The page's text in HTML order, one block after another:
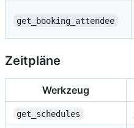
get_booking_attendee
Zeitpläne
Werkzeug
get_schedules